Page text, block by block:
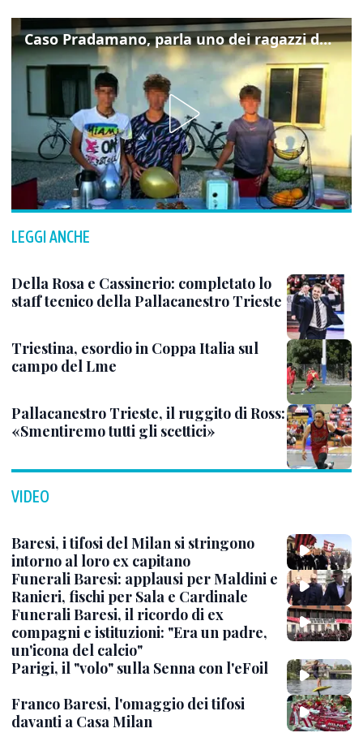
Caso Pradamano, parla uno dei ragazzi denunciati per la limonata: "Volevo anche aiutare i miei"
LEGGI ANCHE
Della Rosa e Cassinerio: completato lo
staff tecnico della Pallacanestro Trieste
Triestina, esordio in Coppa Italia sul
campo del Lme
Pallacanestro Trieste, il ruggito di Ross:
«Smentiremo tutti gli scettici»
VIDEO
Baresi, i tifosi del Milan si stringono
intorno al loro ex capitano
Funerali Baresi: applausi per Maldini e
Ranieri, fischi per Sala e Cardinale
Funerali Baresi, il ricordo di ex
compagni e istituzioni: "Era un padre,
un'icona del calcio"
Parigi, il "volo" sulla Senna con l'eFoil
Franco Baresi, l'omaggio dei tifosi
davanti a Casa Milan